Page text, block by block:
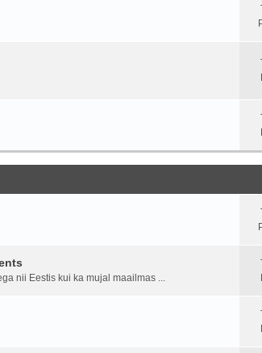
nii Eestis kui ka mujal maailmas ...